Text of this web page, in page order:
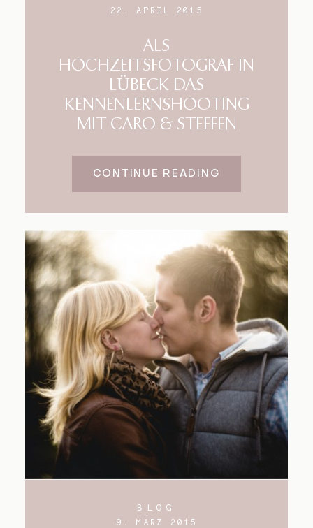
22. APRIL 2015
ALS
HOCHZEITSFOTOGRAF IN
LÜBECK DAS
KENNENLERNSHOOTING
MIT CARO & STEFFEN
CONTINUE READING
BLOG
9. MÄRZ 2015